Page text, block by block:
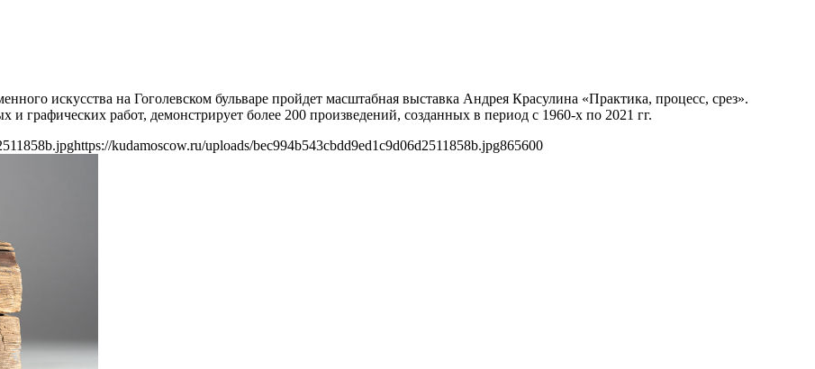
искусства на Гоголевском бульваре пройдет масштабная выставка Андрея Красулина «Практика, процесс, срез».
графических работ, демонстрирует более 200 произведений, созданных в период с 1960-х по 2021 гг.
https://kudamoscow.ru/uploads/bec994b543cbdd9ed1c9d06d2511858b.jpg865600